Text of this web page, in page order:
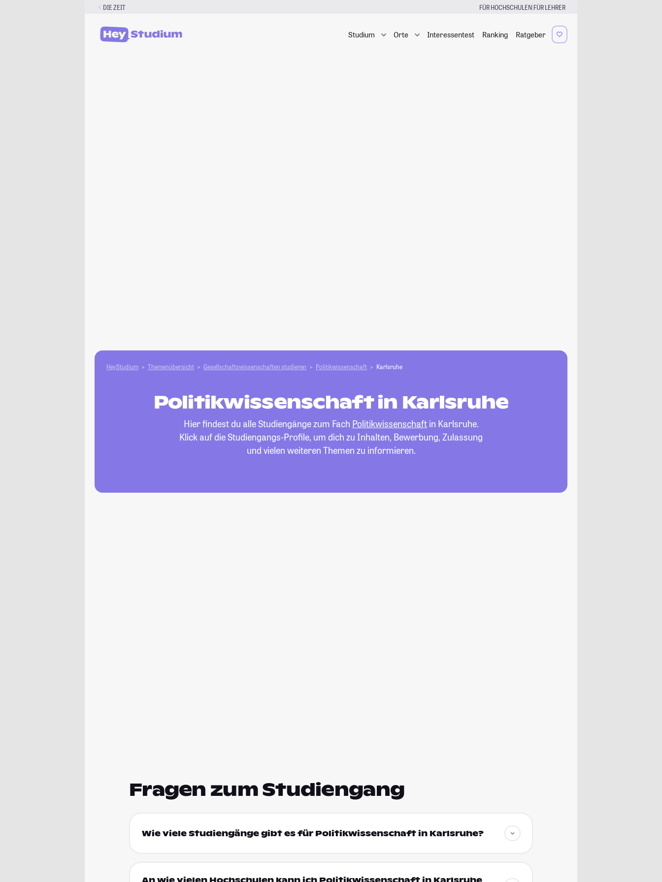
DIE ZEIT FÜR HOCHSCHULEN|FÜR LEHRER
Studium Orte Interessentest Ranking Ratgeber
HeyStudium Themenübersicht Gesellschafts­­wissenschaften studieren Politikwissenschaft Karlsruhe
Politikwissenschaft in Karlsruhe
Hier findest du alle Studiengänge zum Fach Politikwissenschaftin Karlsruhe.
Klick auf die Studiengangs-Profile, um dich zu Inhalten, Bewerbung, Zulassung
und vielen weiteren Themen zu informieren.
Fragen zum Studiengang
Wie viele Studiengänge gibt es für Politikwissenschaft in Karlsruhe?